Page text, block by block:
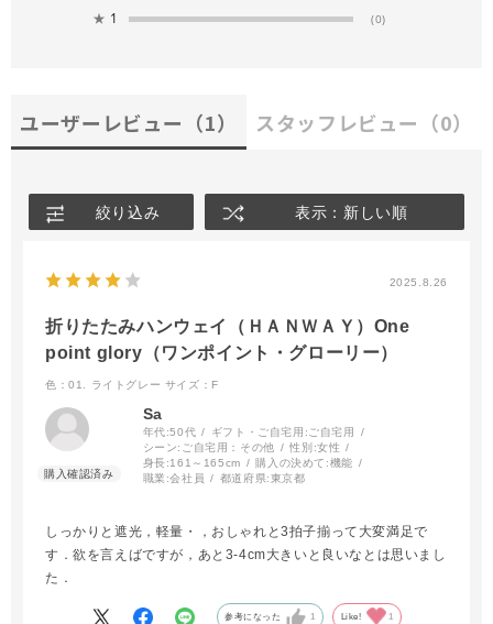
★ 1 (0)
ユーザーレビュー （1） スタッフレビュー （0）
絞り込み 表示：新しい順
2025.8.26
折りたたみハンウェイ（ＨＡＮＷＡＹ）One
point glory（ワンポイント・グローリー）
色：01. ライトグレー サイズ：F
Sa
年代:50代 ギフト・ご自宅用: ご自宅用
シーン: ご自宅用：その他 性別:女性
身長:161～165cm 購入の決めて:機能
職業:会社員 都道府県:東京都
しっかりと遮光，軽量・，おしゃれと3拍子揃って大変満足で
す．欲を言えばですが，あと3-4cm大きいと良いなとは思いまし
た．
参考になった 1 Like! 1